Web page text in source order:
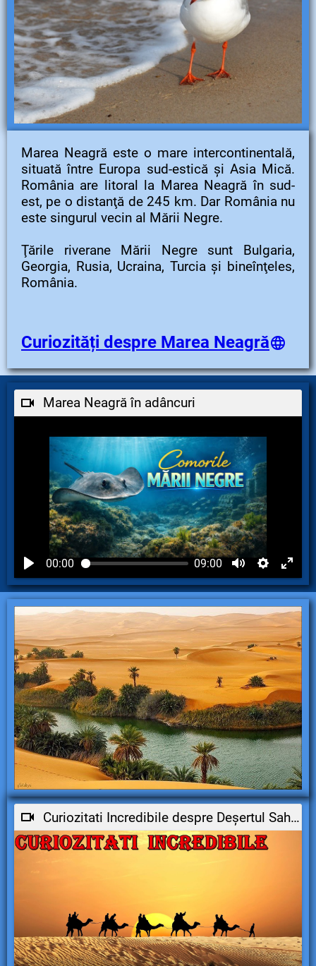
Marea Neagră este o mare intercontinentală,
situată între Europa sud-estică şi Asia Mică.
România are litoral la Marea Neagră în sud-
est, pe o distanţă de 245 km. Dar România nu
este singurul vecin al Mării Negre.
Ţările riverane Mării Negre sunt Bulgaria,
Georgia, Rusia, Ucraina, Turcia şi bineînţeles,
România.
Curiozități despre Marea Neagră
Marea Neagră în adâncuri
00:00 09:00
Curiozitati Incredibile despre Deșertul Sahara